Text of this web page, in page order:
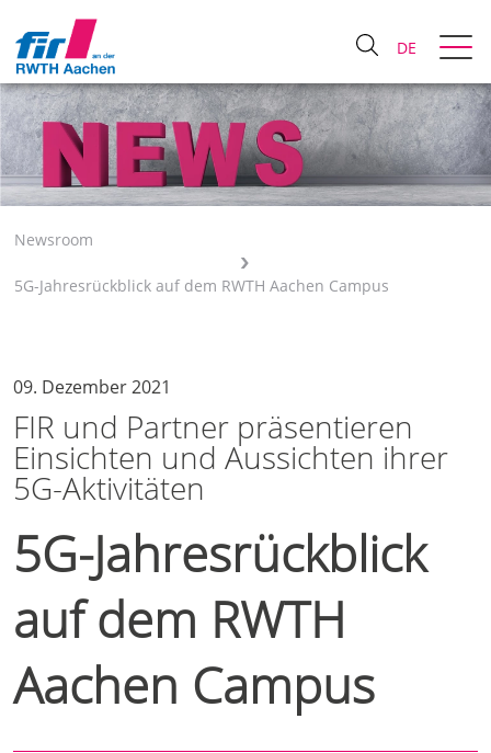
DE
Newsroom
5G-Jahresrückblick auf dem RWTH Aachen Campus
09. Dezember 2021
FIR und Partner präsentieren
Einsichten und Aussichten ihrer
5G-Aktivitäten
5G-Jahresrückblick
auf dem RWTH
Aachen Campus